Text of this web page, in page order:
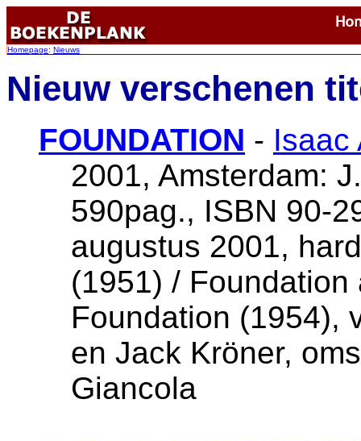
Homepage: Nieuws
Nieuw verschenen
FOUNDATION - Isaac
2001, Amsterdam:
590pag., ISBN 90-
augustus 2001,
(1951) /
Foundation (1954),
en Jack Kröner,
Giancola